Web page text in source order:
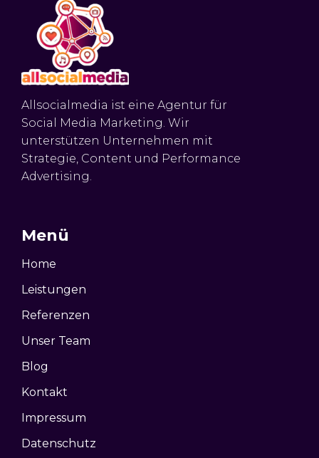
Allsocialmedia ist eine Agentur für
Social Media Marketing. Wir
unterstützen Unternehmen mit
Strategie, Content und Performance
Advertising.
Menü
Home
Leistungen
Referenzen
Unser Team
Blog
Kontakt
Impressum
Datenschutz